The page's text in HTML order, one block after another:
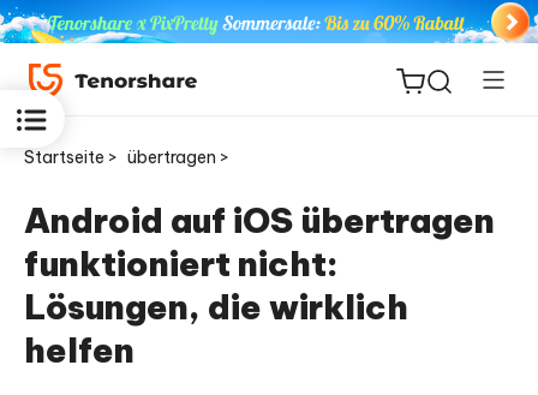
ReiBoot
for iOS
PDNob
Startseite > übertragen >
Android auf iOS übertragen
funktioniert nicht:
Lösungen, die wirklich
helfen